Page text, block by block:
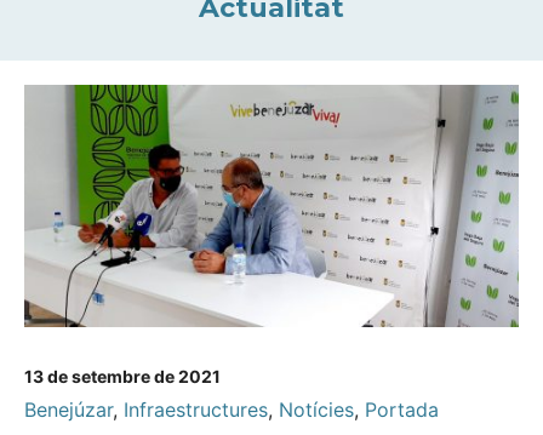
Actualitat
13 de setembre de 2021
Benejúzar, Infraestructures, Notícies, Portada